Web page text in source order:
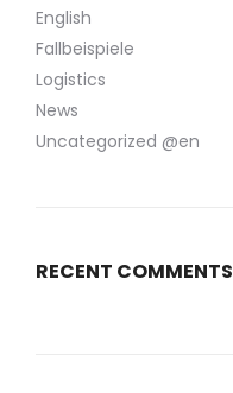
English
Fallbeispiele
Logistics
News
Uncategorized @en
RECENT COMMENTS